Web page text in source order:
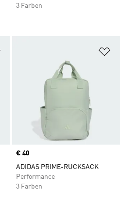
3 Farben
Price
€ 40
ADIDAS PRIME-RUCKSACK
Performance
3 Farben